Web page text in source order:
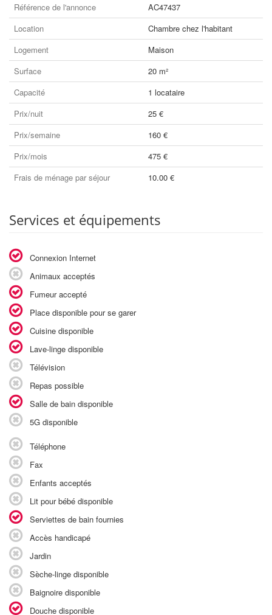
Référence de l'annonce
AC47437
Location
Chambre chez l'habitant
Logement
Maison
Surface
20 m²
Capacité
1 locataire
Prix/nuit
25 €
Prix/semaine
160 €
Prix/mois
475 €
Frais de ménage par séjour
10.00 €
Services et équipements
Connexion Internet
Animaux acceptés
Fumeur accepté
Place disponible pour se garer
Cuisine disponible
Lave-linge disponible
Télévision
Repas possible
Salle de bain disponible
5G disponible
Téléphone
Fax
Enfants acceptés
Lit pour bébé disponible
Serviettes de bain fournies
Accès handicapé
Jardin
Sèche-linge disponible
Baignoire disponible
Douche disponible